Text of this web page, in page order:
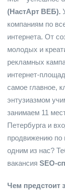
(НастАрт ВЕБ).
компаниям по
интернета. От
молодых и
рекламных
интернет-
самое главное,
энтузиазмом
занимаем 11
Петербурга и
продвижению по
одним из нас?
вакансия SEO-
Чем предстоит